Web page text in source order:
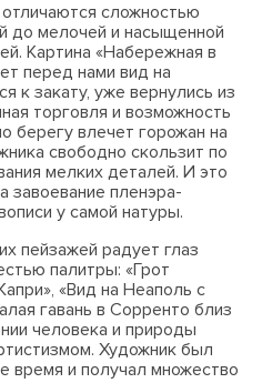
сложностью
до мелочей и насыщенной
Картина «Набережная в
перед нами вид на
к закату, уже вернулись из
торговля и возможность
берегу влечет горожан на
свободно скользит по
мелких деталей. И это
завоевание пленэра-
у самой натуры.
пейзажей радует глаз
палитры: «Грот
«Вид на Неаполь с
гавань в Сорренто близ
человека и природы
Художник был
время и получал множество